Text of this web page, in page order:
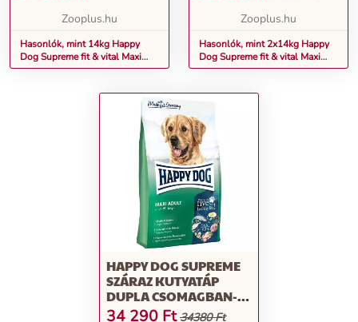
Zooplus.hu
Hasonlók, mint 14kg Happy
Dog Supreme fit & vital Maxi
Adultszáraz kutyatáp
Zooplus.hu
Hasonlók, mint 2x14kg Happy
Dog Supreme fit & vital Maxi
Adultszáraz kutyatáp
HAPPY DOG SUPREME
SZÁRAZ KUTYATÁP
DUPLA CSOMAGBAN-
FIT & VITAL MAXI ADULT
34 290 Ft 34380 Ft